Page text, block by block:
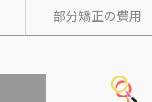
部分矯正の費用